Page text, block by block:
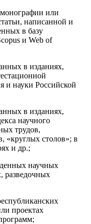
или
написанной и
в базу
и Web of
в изданиях,
и науки Российской
в изданиях,
научного
трудов,
«круглых столов»; в
и др.;
научных
разведочных
проектах